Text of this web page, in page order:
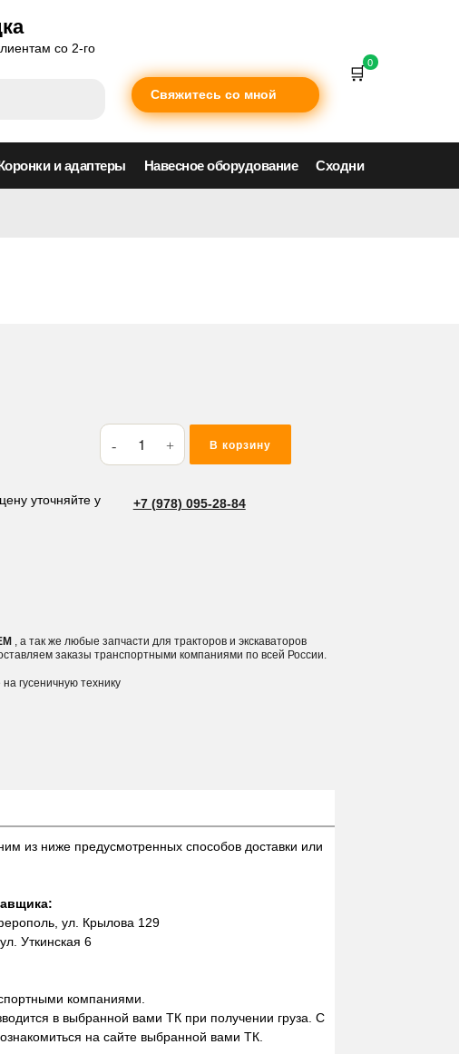
со 2-го
Свяжитесь со мной
0
и адаптеры Навесное оборудование Сходни
Количество
товара
зажигания
В корзину
уточняйте у
+7 (978) 095-28-84
, а так же любые запчасти для тракторов и экскаваторов
заказы транспортными компаниями по всей России.
гусеничную технику
из ниже предусмотренных способов доставки или
ул. Крылова 129
Уткинская 6
компаниями.
в выбранной вами ТК при получении груза. С
на сайте выбранной вами ТК.